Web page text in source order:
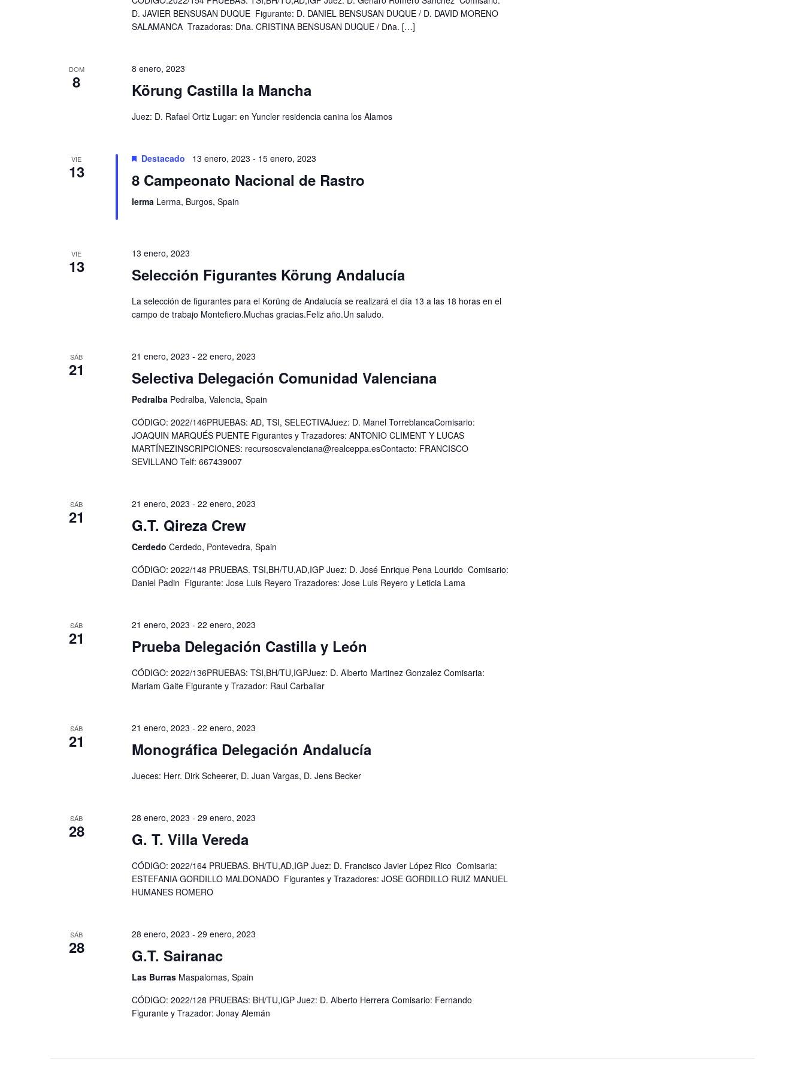
D. JAVIER BENSUSAN DUQUE Figurante: D. DANIEL BENSUSAN DUQUE / D. DAVID MORENO
SALAMANCA Trazadoras: Dña. CRISTINA BENSUSAN DUQUE / Dña. […]
DOM
8
8 enero, 2023
Körung Castilla la Mancha
Juez: D. Rafael Ortiz Lugar: en Yuncler residencia canina los Alamos
VIE
13
Destacado 13 enero, 2023 - 15 enero, 2023
8 Campeonato Nacional de Rastro
lerma Lerma, Burgos, Spain
VIE
13
13 enero, 2023
Selección Figurantes Körung Andalucía
La selección de figurantes para el Korüng de Andalucía se realizará el día 13 a las 18 horas en el
campo de trabajo Montefiero.Muchas gracias.Feliz año.Un saludo.
SÁB
21
21 enero, 2023 - 22 enero, 2023
Selectiva Delegación Comunidad Valenciana
Pedralba Pedralba, Valencia, Spain
CÓDIGO: 2022/146PRUEBAS: AD, TSI, SELECTIVAJuez: D. Manel TorreblancaComisario:
JOAQUIN MARQUÉS PUENTE Figurantes y Trazadores: ANTONIO CLIMENT Y LUCAS
MARTÍNEZINSCRIPCIONES: recursoscvalenciana@realceppa.esContacto: FRANCISCO
SEVILLANO Telf: 667439007
SÁB
21
21 enero, 2023 - 22 enero, 2023
G.T. Qireza Crew
Cerdedo Cerdedo, Pontevedra, Spain
CÓDIGO: 2022/148 PRUEBAS. TSI,BH/TU,AD,IGP Juez: D. José Enrique Pena Lourido Comisario:
Daniel Padin Figurante: Jose Luis Reyero Trazadores: Jose Luis Reyero y Leticia Lama
SÁB
21
21 enero, 2023 - 22 enero, 2023
Prueba Delegación Castilla y León
CÓDIGO: 2022/136PRUEBAS: TSI,BH/TU,IGPJuez: D. Alberto Martinez Gonzalez Comisaria:
Mariam Gaite Figurante y Trazador: Raul Carballar
SÁB
21
21 enero, 2023 - 22 enero, 2023
Monográfica Delegación Andalucía
Jueces: Herr. Dirk Scheerer, D. Juan Vargas, D. Jens Becker
SÁB
28
28 enero, 2023 - 29 enero, 2023
G. T. Villa Vereda
CÓDIGO: 2022/164 PRUEBAS. BH/TU,AD,IGP Juez: D. Francisco Javier López Rico Comisaria:
ESTEFANIA GORDILLO MALDONADO Figurantes y Trazadores: JOSE GORDILLO RUIZ MANUEL
HUMANES ROMERO
SÁB
28
28 enero, 2023 - 29 enero, 2023
G.T. Sairanac
Las Burras Maspalomas, Spain
CÓDIGO: 2022/128 PRUEBAS: BH/TU,IGP Juez: D. Alberto Herrera Comisario: Fernando
Figurante y Trazador: Jonay Alemán